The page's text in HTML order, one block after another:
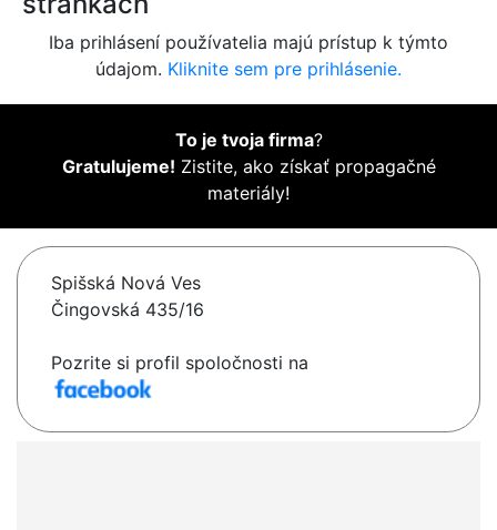
Iba prihlásení používatelia majú prístup k týmto
údajom. Kliknite sem pre prihlásenie.
To je tvoja firma?
Gratulujeme! Zistite, ako získať propagačné
materiály!
Spišská Nová Ves
Čingovská 435/16
Pozrite si profil spoločnosti na